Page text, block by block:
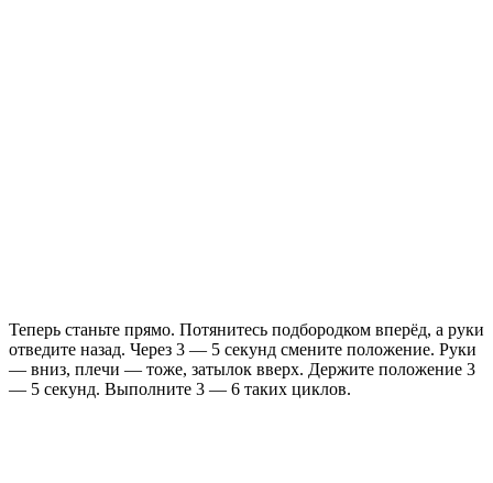
Теперь станьте прямо. Потянитесь подбородком вперёд, а руки
отведите назад. Через 3 — 5 секунд смените положение. Руки
— вниз, плечи — тоже, затылок вверх. Держите положение 3
— 5 секунд. Выполните 3 — 6 таких циклов.